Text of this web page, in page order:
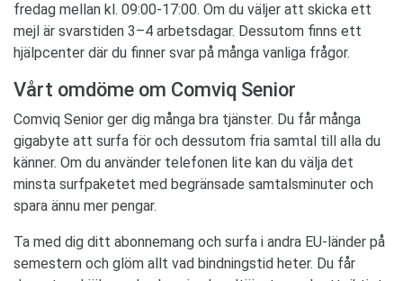
fredag mellan kl. 09:00-17:00. Om du väljer att skicka ett
mejl är svarstiden 3–4 arbetsdagar. Dessutom finns ett
hjälpcenter där du finner svar på många vanliga frågor.
Vårt omdöme om Comviq Senior
Comviq Senior ger dig många bra tjänster. Du får många
gigabyte att surfa för och dessutom fria samtal till alla du
känner. Om du använder telefonen lite kan du välja det
minsta surfpaketet med begränsade samtalsminuter och
spara ännu mer pengar.
Ta med dig ditt abonnemang och surfa i andra EU-länder på
semestern och glöm allt vad bindningstid heter. Du får